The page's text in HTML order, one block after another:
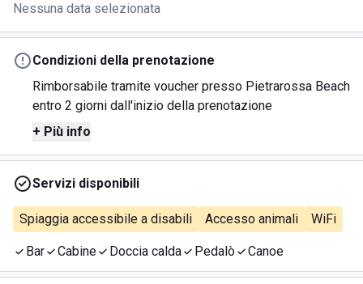
Nessuna data selezionata
Condizioni della prenotazione
Rimborsabile tramite voucher presso Pietrarossa Beach
entro 2 giorni dall'inizio della prenotazione
+ Più info
Servizi disponibili
Spiaggia accessibile a disabili Accesso animali WiFi
Bar Cabine Doccia calda Pedalò Canoe